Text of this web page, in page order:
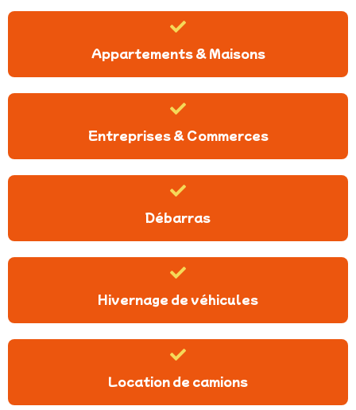
Appartements & Maisons
Entreprises & Commerces
Débarras
Hivernage de véhicules
Location de camions